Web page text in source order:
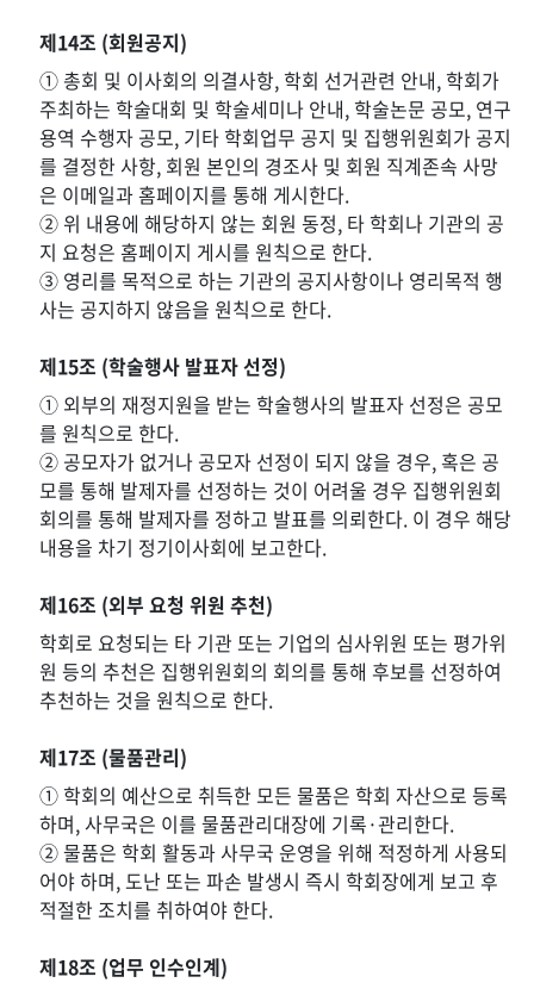
제14조 (회원공지)
① 총회 및 이사회의 의결사항, 학회 선거관련 안내, 학회가
주최하는 학술대회 및 학술세미나 안내, 학술논문 공모, 연구
용역 수행자 공모, 기타 학회업무 공지 및 집행위원회가 공지
를 결정한 사항, 회원 본인의 경조사 및 회원 직계존속 사망
은 이메일과 홈페이지를 통해 게시한다.
② 위 내용에 해당하지 않는 회원 동정, 타 학회나 기관의 공
지 요청은 홈페이지 게시를 원칙으로 한다.
③ 영리를 목적으로 하는 기관의 공지사항이나 영리목적 행
사는 공지하지 않음을 원칙으로 한다.
제15조 (학술행사 발표자 선정)
① 외부의 재정지원을 받는 학술행사의 발표자 선정은 공모
를 원칙으로 한다.
② 공모자가 없거나 공모자 선정이 되지 않을 경우, 혹은 공
모를 통해 발제자를 선정하는 것이 어려울 경우 집행위원회
회의를 통해 발제자를 정하고 발표를 의뢰한다. 이 경우 해당
내용을 차기 정기이사회에 보고한다.
제16조 (외부 요청 위원 추천)
학회로 요청되는 타 기관 또는 기업의 심사위원 또는 평가위
원 등의 추천은 집행위원회의 회의를 통해 후보를 선정하여
추천하는 것을 원칙으로 한다.
제17조 (물품관리)
① 학회의 예산으로 취득한 모든 물품은 학회 자산으로 등록
하며, 사무국은 이를 물품관리대장에 기록·관리한다.
② 물품은 학회 활동과 사무국 운영을 위해 적정하게 사용되
어야 하며, 도난 또는 파손 발생시 즉시 학회장에게 보고 후
적절한 조치를 취하여야 한다.
제18조 (업무 인수인계)